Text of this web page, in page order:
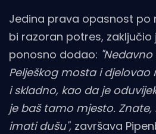
Jedina prava opasnost po
bi razoran potres, zaključio
ponosno dodao:
Pelješkog mosta i
i skladno, kao da je
je baš tamo mjesto.
imati dušu", završava